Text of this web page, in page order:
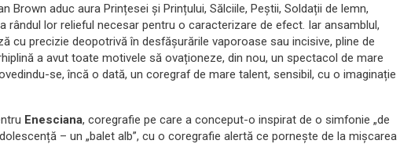
Brown aduc aura Prințesei și Prințului, Sălciile, Peștii, Soldații de lemn,
rândul lor relieful necesar pentru o caracterizare de efect. Iar ansamblul,
cu precizie deopotrivă în desfășurările vaporoase sau incisive, pline de
a avut toate motivele să ovaționeze, din nou, un spectacol de mare
se, încă o dată, un coregraf de mare talent, sensibil, cu o imaginație
Enesciana, coregrafie pe care a conceput-o inspirat de o simfonie „de
– un „balet alb”, cu o coregrafie alertă ce pornește de la mișcarea